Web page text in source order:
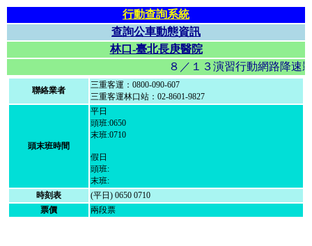
行動查詢系統
查詢公車動態資訊
林口-臺北長庚醫院
８／１３演習行動網路
聯絡業者
三重客運：0800-090-607
三重客運林口站：02-8601-9827
頭末班時間
平日
頭班:0650
末班:0710
假日
頭班:
末班:
時刻表
(平日) 0650 0710
票價
兩段票